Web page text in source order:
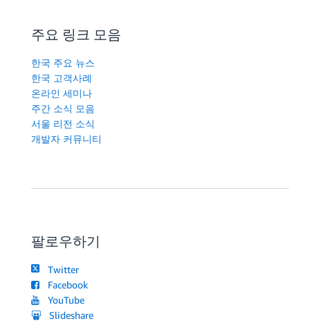
주요 링크 모음
한국 주요 뉴스
한국 고객사례
온라인 세미나
주간 소식 모음
서울 리전 소식
개발자 커뮤니티
팔로우하기
Twitter
Facebook
YouTube
Slideshare